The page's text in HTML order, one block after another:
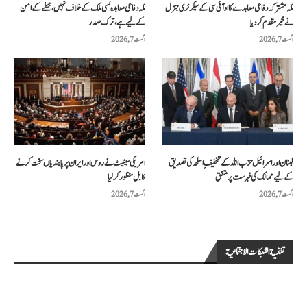
مکہ دفاعی معاہدہ کسی ملک کے خلاف نہیں، خطے کے امن
کے لیے ہے، ترک صدر
اگست 7, 2026
مکہ مشترکہ دفاعی معاہدے کا او آئی سی کے سیکرٹری جنرل
نے خیرمقدم کردیا
اگست 7, 2026
امریکی سینیٹ نے روس اور ایران پر پابندیاں سخت کرنے
کا بل منظور کرلیا
اگست 7, 2026
لبنان اور اسرائیل حزب اللہ کے تخفیفِ اسلحہ کی تصدیق
کے لیے ممالک کی فہرست پر متفق
اگست 7, 2026
تغذية الشبكات الاجتماعية